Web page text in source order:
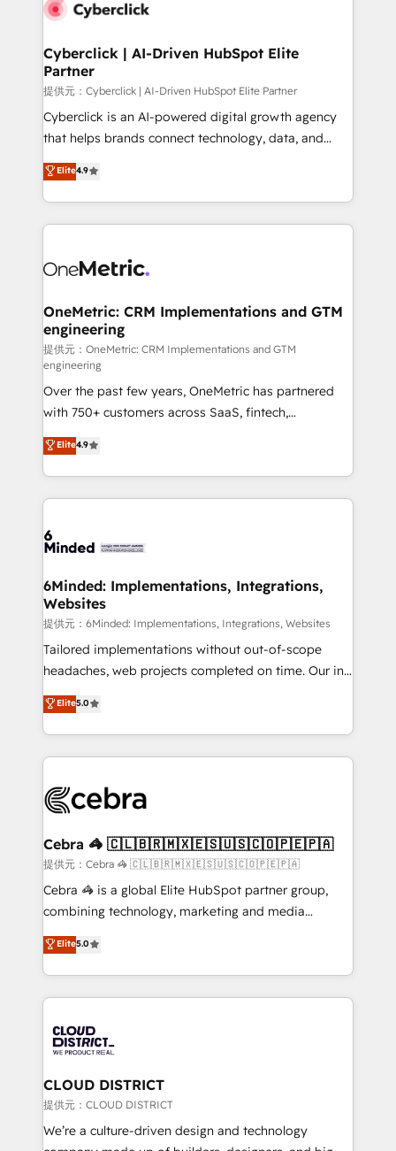
Cyberclick | AI-Driven HubSpot Elite
Partner
提供元：Cyberclick | AI-Driven HubSpot Elite Partner
Cyberclick is an AI-powered digital growth agency
that helps brands connect technology, data, and
creativity to achieve measurable results. Founded in
Barcelona and operating across Spain, LATAM, and
the UK, we support global companies in building
smarter marketing, sales, and customer success
Iberia (Spain & Portugal), we combine human insight
growth. Our multidisciplinary team designs solutions
that simplify complexity, boost performance, and
turn innovation into real impact. 🌍 Highlights •
HubSpot Partner since 2012 • 2022 EMEA Impact
Award: Best Integration • 150+ successful HubSpot
projects • Clients in 30+ industries • Proprietary
technology for integrations • Multilingual team:
English, Spanish, Portuguese & Italian 👉 Grow
smarter with AI and HubSpot.
Elite4.9
OneMetric: CRM Implementations and GTM
engineering
提供元：OneMetric: CRM Implementations and GTM
engineering
Over the past few years, OneMetric has partnered
with 750+ customers across SaaS, fintech,
healthcare, real estate, and other industries. With
150+ HubSpot-certified experts, we deliver scalable
solutions to complex GTM and RevOps challenges.
Our Expertise 🔹 Onboarding & Implementation:
tailored to your GTM motion. 🔹 Migrations:
from other CRMs to HubSpot without data loss or
downtime. 🔹 RevOps Strategy: Align teams,
processes, and data to drive revenue efficiency. 🔹
Integrations: Connect HubSpot with your tech stack
for better adoption. 🔹 Custom Solutions: Build
SOC 2 Type II and ISO 27001 certified, reinforcing
our commitment to data security and compliance. At
Elite4.9
6Minded: Implementations, Integrations,
Websites
提供元：6Minded: Implementations, Integrations, Websites
Tailored implementations without out-of-scope
headaches, web projects completed on time. Our in-
house team of certified CRM architects, experts,
developers, designers, and marketers handles all
aspects of your HubSpot. ✨ 400+ global clients ✨
100+ seamless migrations from 15+ different CRMs
implementations, and 5,000+ pages ✨ CS: Clients
CS: 245% organic growth & +751% new visitors for a
full-funnel HubSpot project ✨ CS: 415% conversion
boost with a new HubSpot site Recognized leaders:
🏆 HubSpot Platform Migration Impact Award 🏆
Inbound Campaign of the Year 🏆 Gold AVA Digital
Award for Best Website 🌟 Accreditations: CRM
Elite5.0
Cebra 🦓 🇨🇱🇧🇷🇲🇽🇪🇸🇺🇸🇨🇴🇵🇪🇵🇦
提供元：Cebra 🦓 🇨🇱🇧🇷🇲🇽🇪🇸🇺🇸🇨🇴🇵🇪🇵🇦
Cebra 🦓 is a global Elite HubSpot partner group,
combining technology, marketing and media
expertise across Latin America and Southern
Europe, with teams across 7 countries. Born in Chile,
we combine local insight with international reach to
help businesses grow through technology, creativity,
500+ HubSpot implementations, building end-to-
end solutions that integrate CRM, AI automation,
inbound and loop marketing, content, and digital
creativity. Our multicultural team works in Spanish,
Portuguese, and English to design scalable strategies
that drive measurable growth. 🌎 Highlights: • 10+
Elite5.0
CLOUD DISTRICT
提供元：CLOUD DISTRICT
We’re a culture-driven design and technology